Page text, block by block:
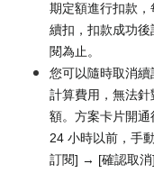
期定額進行扣款
續扣，扣款成功
閱為止。
您可以隨時取消
計算費用，無法
額。方案卡片開
24 小時以前，手
訂閱] → [確認取消